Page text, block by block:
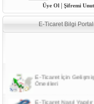
Üye Ol Şifremi
E-Ticaret Bilgi
Önerileri